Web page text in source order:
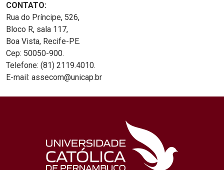
CONTATO:
Rua do Príncipe, 526,
Bloco R, sala 117,
Boa Vista, Recife-PE.
Cep: 50050-900.
Telefone: (81) 2119.4010.
E-mail: assecom@unicap.br